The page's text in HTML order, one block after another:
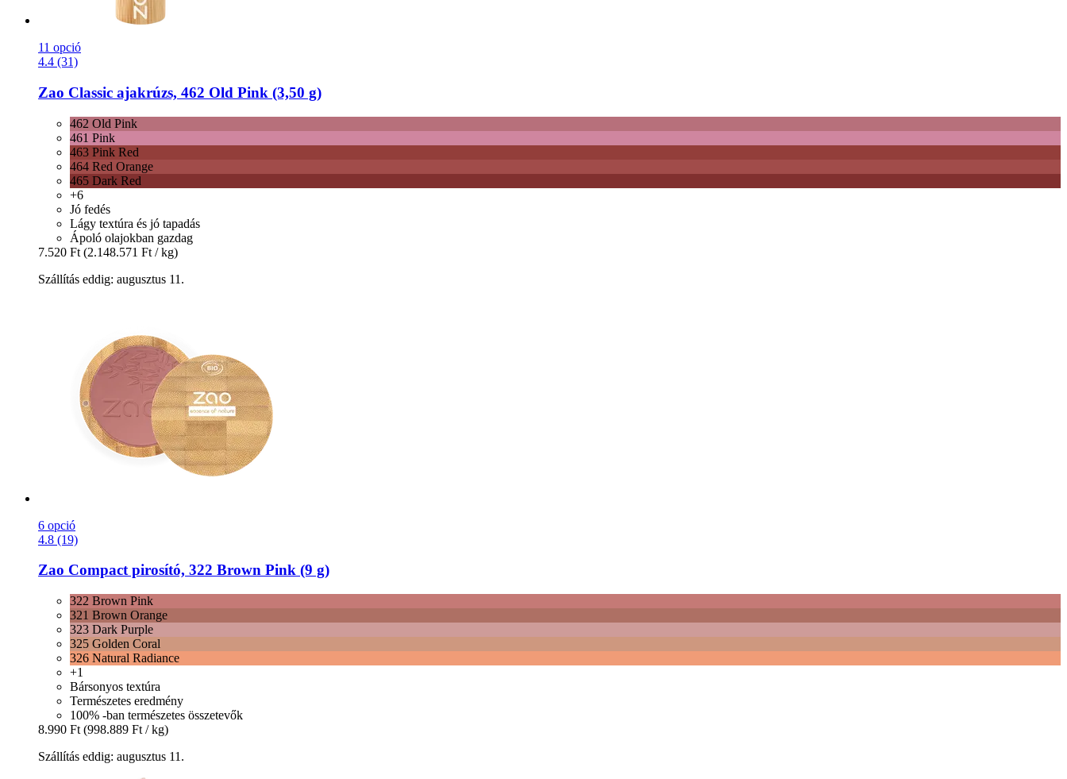
11 opció
4.4 (31)
Zao Classic ajakrúzs, 462 Old Pink (3,50 g)
462 Old Pink
461 Pink
463 Pink Red
464 Red Orange
465 Dark Red
+6
Jó fedés
Lágy textúra és jó tapadás
Ápoló olajokban gazdag
7.520 Ft (2.148.571 Ft / kg)
Szállítás eddig: augusztus 11.
6 opció
4.8 (19)
Zao Compact pirosító, 322 Brown Pink (9 g)
322 Brown Pink
321 Brown Orange
323 Dark Purple
325 Golden Coral
326 Natural Radiance
+1
Bársonyos textúra
Természetes eredmény
100% -ban természetes összetevők
8.990 Ft (998.889 Ft / kg)
Szállítás eddig: augusztus 11.